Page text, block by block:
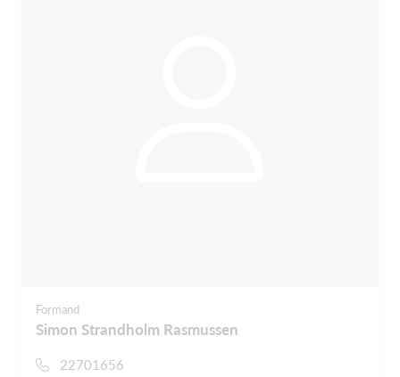
Formand
Simon Strandholm Rasmussen
22701656